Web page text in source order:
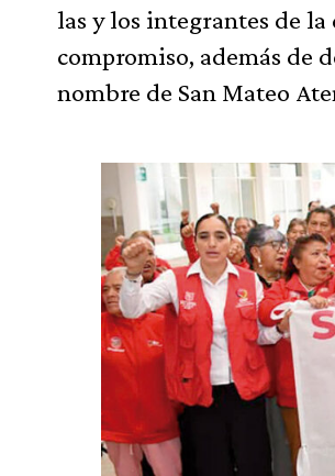
las y los integrantes de
compromiso, además de
nombre de San Mateo